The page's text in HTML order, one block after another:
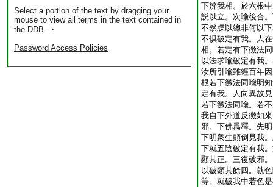
Select a portion of the text by dragging your
mouse to view all terms in the text contained in
the DDB. ・
Password Access Policies
下辨我相。於六根
説以立。次喩後合
不然牒以總非何以
不倶破定有我。人
相。若定有下徴法
以法求喩破定有我
汝所引喩雖經百年
根若下徴法同喩明
定有我。人向異故
若下徴法同喩。若
我自下外道反徴如
邪。下佛爲釋。先
下明衆生顛倒見我
下就五陰破定有我
顯其正。三復破邪
以破類其餘四。就
等。就破我中若色